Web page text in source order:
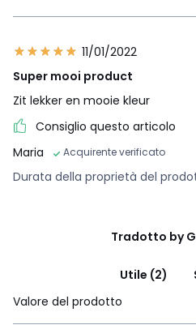
11/01/2022
Super mooi product
Zit lekker en mooie kleur
Consiglio questo articolo
Maria
Acquirente verificato
Durata della proprietà del
Tradotto by
Utile (2)
Valore del prodotto